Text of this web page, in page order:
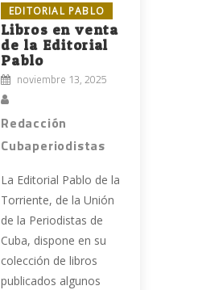
EDITORIAL PABLO
Libros en venta
de la Editorial
Pablo
noviembre 13, 2025
Redacción
Cubaperiodistas
La Editorial Pablo de la
Torriente, de la Unión
de la Periodistas de
Cuba, dispone en su
colección de libros
publicados algunos